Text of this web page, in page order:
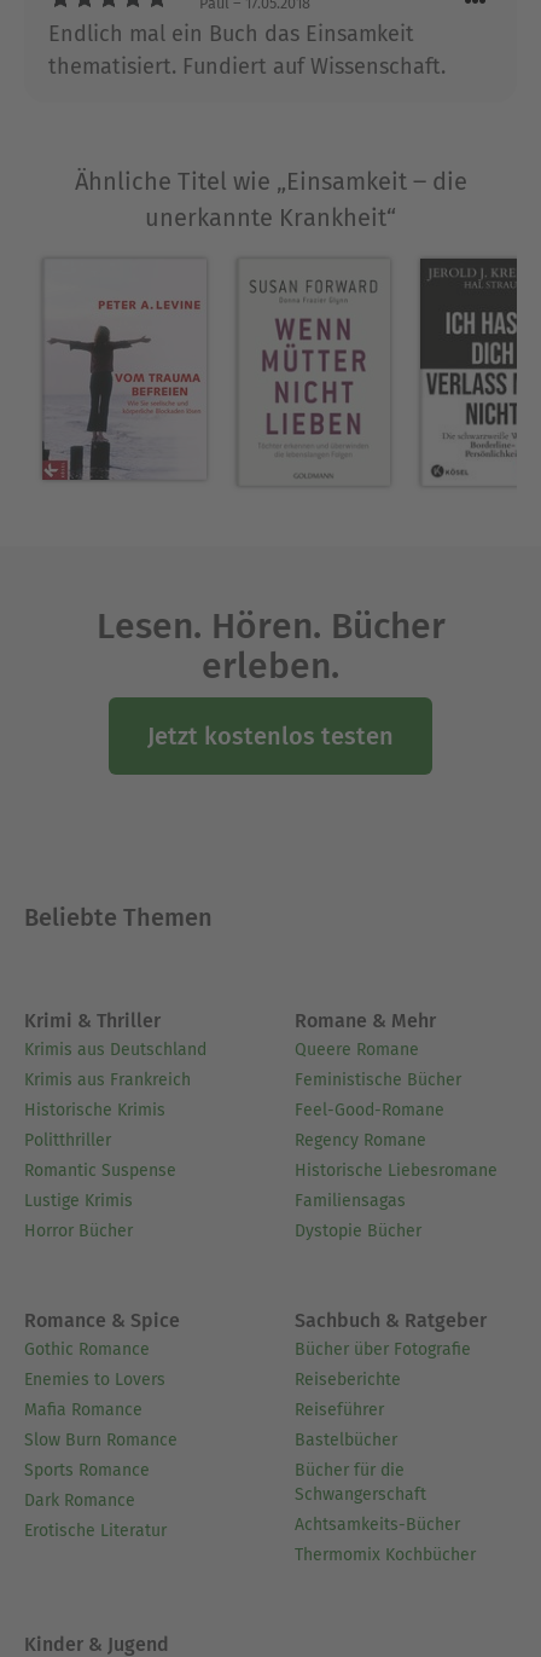
Forschungsaufenthalt an der Universität Oregon
prägten seinen Forschungsschwerpunkt im
Demenz (2012), Einsamkeit (2018) und Künstliche
Intelligenz (2023) im Droemer Verlag.
Endlich mal ein Buch das Einsamkeit
thematisiert. Fundiert auf Wissenschaft.
Ähnliche Titel wie „Einsamkeit ‒ die
unerkannte Krankheit“
Lesen. Hören. Bücher
erleben.
Jetzt kostenlos testen
Beliebte Themen
Krimi & Thriller
Krimis aus Deutschland
Krimis aus Frankreich
Historische Krimis
Politthriller
Romantic Suspense
Lustige Krimis
Horror Bücher
Romane & Mehr
Queere Romane
Feministische Bücher
Feel-Good-Romane
Regency Romane
Historische Liebesromane
Familiensagas
Dystopie Bücher
Romance & Spice
Gothic Romance
Enemies to Lovers
Mafia Romance
Slow Burn Romance
Sports Romance
Dark Romance
Erotische Literatur
Sachbuch & Ratgeber
Bücher über Fotografie
Reiseberichte
Reiseführer
Bastelbücher
Bücher für die
Schwangerschaft
Achtsamkeits-Bücher
Thermomix Kochbücher
Kinder & Jugend